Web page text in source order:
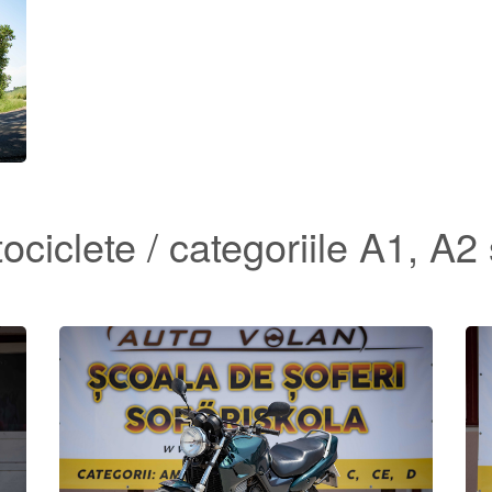
/ categoriile A1, A2